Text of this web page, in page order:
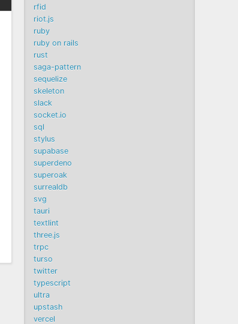
rfid
riot.js
ruby
ruby on rails
rust
saga-pattern
sequelize
skeleton
slack
socket.io
sql
stylus
supabase
superdeno
superoak
surrealdb
svg
tauri
textlint
three.js
trpc
turso
twitter
typescript
ultra
upstash
vercel